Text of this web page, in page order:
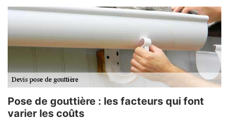
Pose de gouttière : les facteurs qui font
varier les coûts